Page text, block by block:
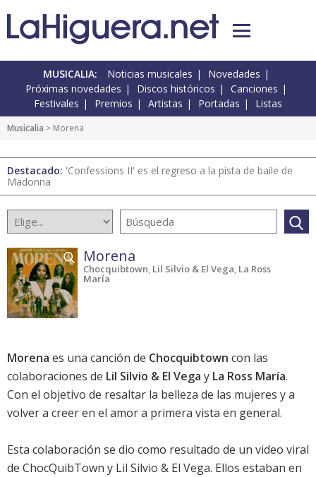
MUSICALIA: Noticias musicales
Novedades
Próximas novedades
Discos históricos
Canciones
Festivales
Premios Artistas Portadas Listas
Musicalia > Morena
Destacado: 'Confessions II' es el regreso a la pista de baile de
Madonna
Morena
Chocquibtown, Lil Silvio & El Vega, La Ross
María
Morena es una canción de Chocquibtown con las
colaboraciones de Lil Silvio & El Vega y La Ross María.
Con el objetivo de resaltar la belleza de las mujeres y a
volver a creer en el amor a primera vista en general.
Esta colaboración se dio como resultado de un video viral
de ChocQuibTown y Lil Silvio & El Vega. Ellos estaban en